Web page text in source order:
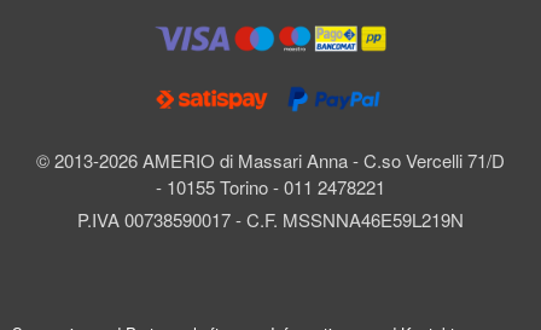
© 2013-2026 AMERIO di Massari Anna - C.so Vercelli 71/D
- 10155 Torino - 011 2478221
P.IVA 00738590017 - C.F. MSSNNA46E59L219N